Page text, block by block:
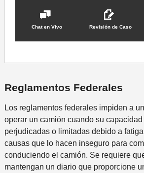
Chat en Vivo Revisión de Caso
Reglamentos Federales
Los reglamentos federales impiden a
operar un camión cuando su
perjudicadas o limitadas debido a
causas que lo hacen inseguro para
conduciendo el camión. Se requiere
mantengan un diario que proporcione